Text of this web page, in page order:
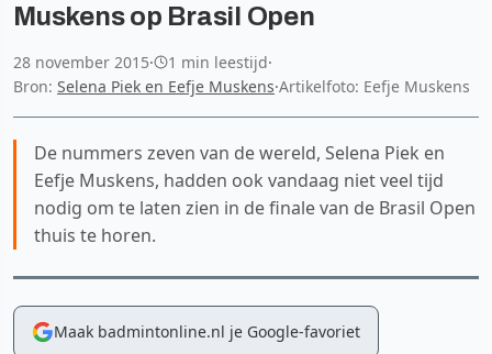
Muskens op Brasil Open
28 november 2015· 1 min leestijd·
Bron: Selena Piek en Eefje Muskens·Artikelfoto: Eefje Muskens
De nummers zeven van de wereld, Selena Piek en
Eefje Muskens, hadden ook vandaag niet veel tijd
nodig om te laten zien in de finale van de Brasil Open
thuis te horen.
Maak badmintonline.nl je Google-favoriet